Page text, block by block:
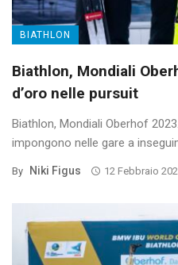
BIATHLON
Biathlon, Mondiali
d’oro nelle pursuit
Biathlon, Mondiali Oberhof
impongono nelle gare a
By Niki Figus 12 Febbraio